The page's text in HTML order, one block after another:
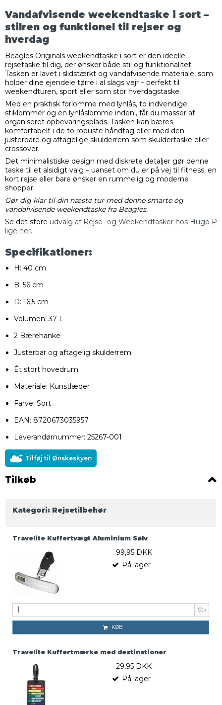
Vandafvisende weekendtaske i sort –
stilren og funktionel til rejser og
hverdag
Beagles Originals weekendtaske i sort er den ideelle
rejsetaske til dig, der ønsker både stil og funktionalitet.
Tasken er lavet i slidstærkt og vandafvisende materiale, som
holder dine ejendele tørre i al slags vejr – perfekt til
weekendturen, sport eller som stor hverdagstaske.
Med en praktisk forlomme med lynlås, to indvendige
stiklommer og en lynlåslomme indeni, får du masser af
organiseret opbevaringsplads. Tasken kan bæres
komfortabelt i de to robuste håndtag eller med den
justerbare og aftagelige skulderrem som skuldertaske eller
crossover.
Det minimalistiske design med diskrete detaljer gør denne
taske til et alsidigt valg – uanset om du er på vej til fitness, en
kort rejse eller bare ønsker en rummelig og moderne
shopper.
Gør dig klar til din næste tur med denne smarte og
vandafvisende weekendtaske fra Beagles.
Se det store udvalg af Rejse- og Weekendtasker hos Hugo P
lige her.
Specifikationer:
H: 40 cm
B: 56 cm
D: 16,5 cm
Volumen: 37 L
2 Bærehanke
Justerbar og aftagelig skulderrem
Ét stort hovedrum
Materiale: Kunstlæder
Farve: Sort
EAN: 8720673035957
Leverandørnummer: 25267-001
Tilføj til Ønskeskyen
Tilkøb
Kategori: Rejsetilbehør
Travelite Kuffertvægt Aluminium Sølv
99,95 DKK
På lager
Stk
KØB
Travelite Kuffertmærke med destinationer
29,95 DKK
På lager